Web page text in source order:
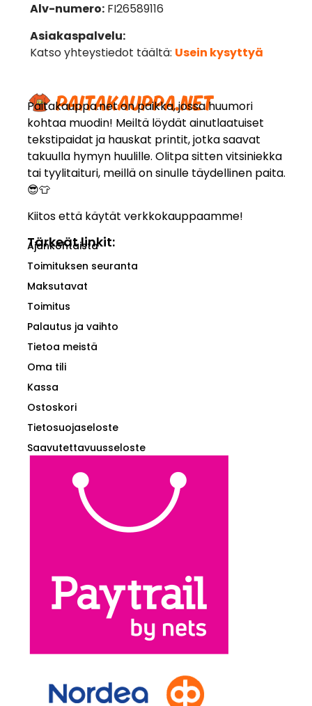
Paitakauppa.net on paikka, jossa huumori
kohtaa muodin! Meiltä löydät ainutlaatuiset
tekstipaidat ja hauskat printit, jotka saavat
takuulla hymyn huulille. Olitpa sitten vitsiniekka
tai tyylitaituri, meillä on sinulle täydellinen paita.
😎👕
Kiitos että käytät verkkokauppaamme!
Tärkeät linkit:
Ajankohtaista
Toimituksen seuranta
Maksutavat
Toimitus
Palautus ja vaihto
Tietoa meistä
Oma tili
Kassa
Ostoskori
Tietosuojaseloste
Saavutettavuusseloste
Alv-numero:FI26589116
Asiakaspalvelu:
Katso yhteystiedot täältä: Usein kysyttyä